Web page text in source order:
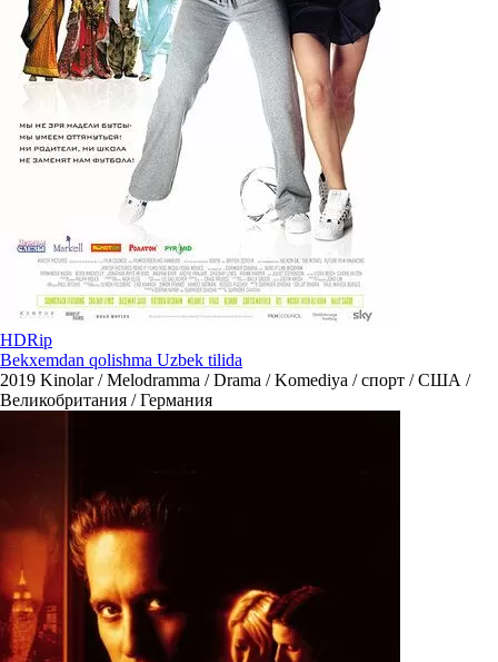
HDRip
Bekxemdan qolishma Uzbek tilida
2019 Kinolar / Melodramma / Drama / Komediya / спорт / США /
Великобритания / Германия